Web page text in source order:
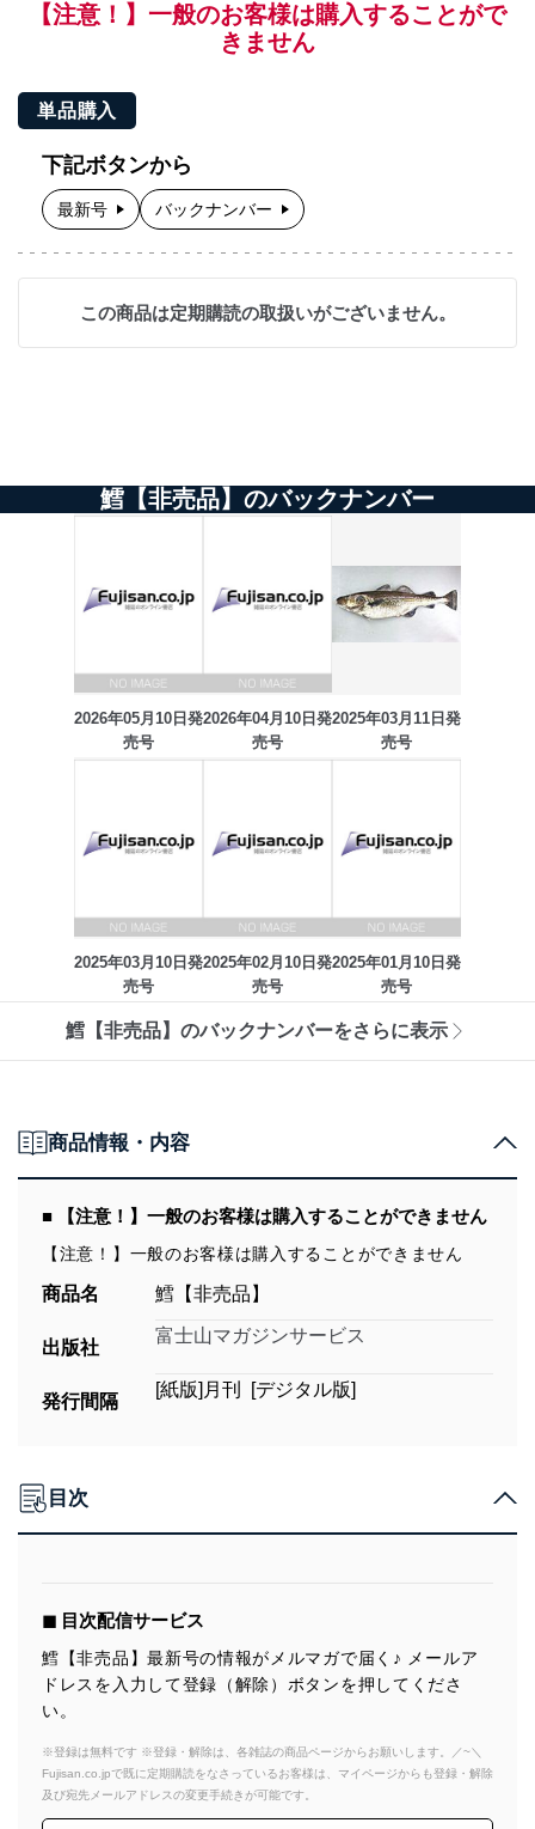
【注意！】一般のお客様は購入することがで
きません
単品購入
下記ボタンから
最新号 バックナンバー
この商品は定期購読の取扱いがございません。
鱈【非売品】のバックナンバー
2026年05月10日発
売号
2026年04月10日発
売号
2025年03月11日発
売号
2025年03月10日発
売号
2025年02月10日発
売号
2025年01月10日発
売号
鱈【非売品】のバックナンバーをさらに表示
商品情報・内容
■ 【注意！】一般のお客様は購入することができません
【注意！】一般のお客様は購入することができません
商品名 鱈【非売品】
出版社
富士山マガジンサービス
発行間隔
[紙版]月刊 [デジタル版]
目次
◼︎ 目次配信サービス
鱈【非売品】最新号の情報がメルマガで届く♪ メールア
ドレスを入力して登録（解除）ボタンを押してくださ
い。
※登録は無料です ※登録・解除は、各雑誌の商品ページからお願いします。／~＼
Fujisan.co.jpで既に定期購読をなさっているお客様は、マイページからも登録・解除
及び宛先メールアドレスの変更手続きが可能です。